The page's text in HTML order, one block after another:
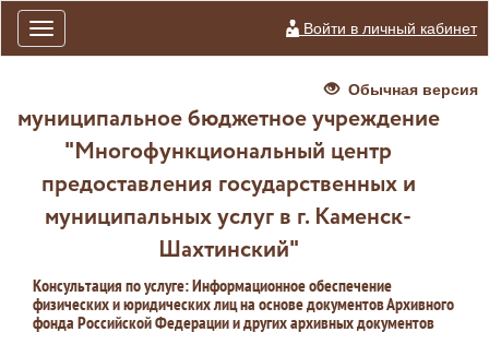
Toggle
navigation
Войти в личный кабинет
Обычная версия
муниципальное бюджетное учреждение
"Многофункциональный центр
предоставления государственных и
муниципальных услуг в г. Каменск-
Шахтинский"
Консультация по услуге: Информационное обеспечение
физических и юридических лиц на основе документов Архивного
фонда Российской Федерации и других архивных документов